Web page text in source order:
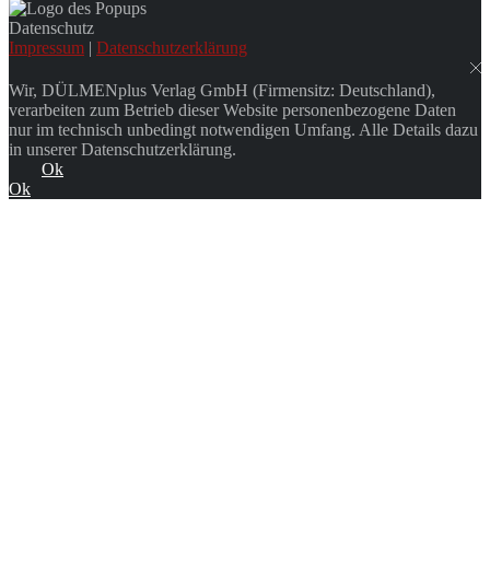
Datenschutz
Impressum | Datenschutzerklärung
Wir, DÜLMENplus Verlag GmbH (Firmensitz: Deutschland),
verarbeiten zum Betrieb dieser Website personenbezogene Daten
nur im technisch unbedingt notwendigen Umfang. Alle Details dazu
in unserer Datenschutzerklärung.
Ok
Ok